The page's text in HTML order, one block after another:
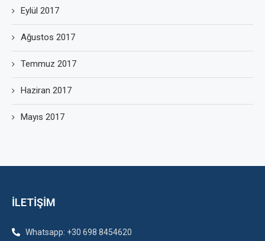
Eylül 2017
Ağustos 2017
Temmuz 2017
Haziran 2017
Mayıs 2017
İLETİŞİM
Whatsapp: +30 698 8454620